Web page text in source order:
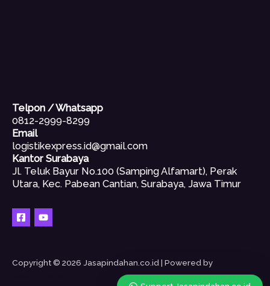
Telpon / Whatsapp
0812-2999-8299
Email
logistikexpress.id@gmail.com
Kantor Surabaya
Jl. Teluk Bayur No.100 (Samping Alfamart), Perak
Utara, Kec. Pabean Cantian, Surabaya, Jawa Timur
Copyright © 2026 Jasapindahan.co.id | Powered by